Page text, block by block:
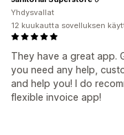
They have a great app.
you need any help,
and help you! I do
flexible invoice app!
Yhdysvallat
12 kuukautta sovelluksen